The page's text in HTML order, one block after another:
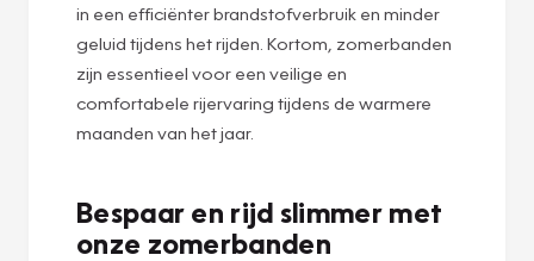
in een efficiënter brandstofverbruik en minder
geluid tijdens het rijden. Kortom, zomerbanden
zijn essentieel voor een veilige en
comfortabele rijervaring tijdens de warmere
maanden van het jaar.
Bespaar en rijd slimmer met
onze zomerbanden